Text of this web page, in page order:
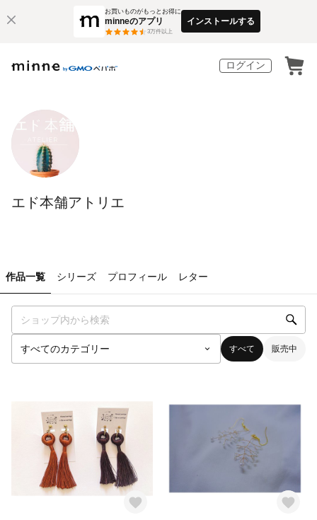
お買いものがもっとお得に
minneのアプリ
3万件以上
インストールする
ログイン
エド本舗アトリエ
作品一覧 シリーズ プロフィール レター
すべて 販売中